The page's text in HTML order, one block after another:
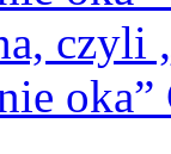
oka”